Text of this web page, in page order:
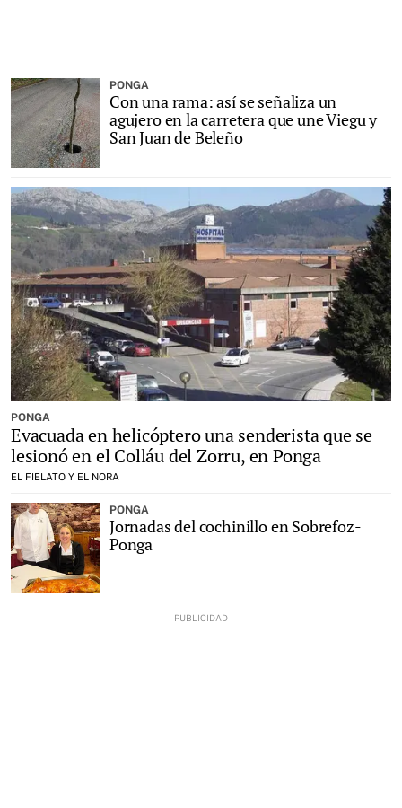
PONGA
Con una rama: así se señaliza un
agujero en la carretera que une Viegu y
San Juan de Beleño
PONGA
Evacuada en helicóptero una senderista que se
lesionó en el Colláu del Zorru, en Ponga
EL FIELATO Y EL NORA
PONGA
Jornadas del cochinillo en Sobrefoz-
Ponga